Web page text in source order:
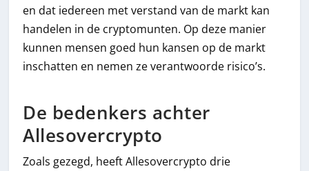
en dat iedereen met verstand van de markt kan
handelen in de cryptomunten. Op deze manier
kunnen mensen goed hun kansen op de markt
inschatten en nemen ze verantwoorde risico’s.
De bedenkers achter
Allesovercrypto
Zoals gezegd, heeft Allesovercrypto drie